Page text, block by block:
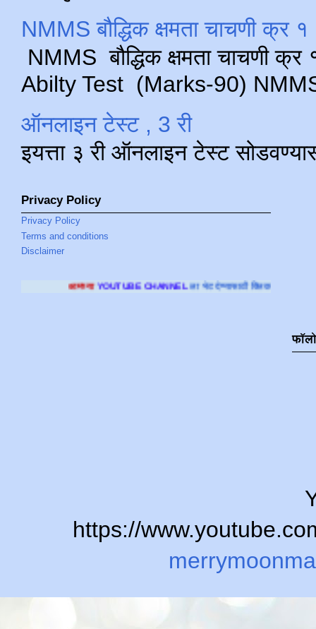
NMMS बौद्धिक क्षमता चाचणी क्र
NMMS बौद्धिक क्षमता चाचणी
Abilty Test (Marks-90) NMMS
ऑनलाइन टेस्ट , 3 री
इयत्ता ३ री ऑनलाइन टेस्ट
Privacy Policy
Privacy Policy
Terms and conditions
Disclaimer
YOUTUBE CHANNEL ला भेट देण्यासाठी क्लिक करा.
https://